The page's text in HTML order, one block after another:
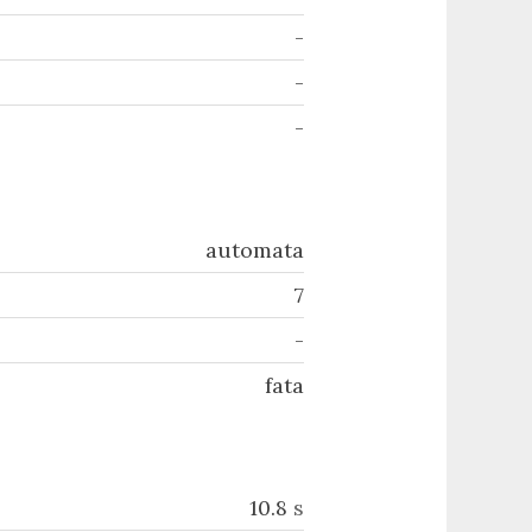
-
-
-
automata
7
-
fata
10.8 s